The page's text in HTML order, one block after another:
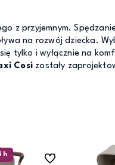
z przyjemnym.
na rozwój dziecka.
tylko i wyłącznie na
Cosi zostały
Do ulubionych